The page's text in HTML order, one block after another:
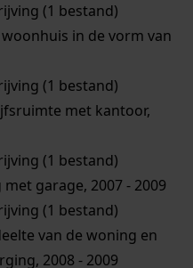
(1 bestand)
in de vorm van
(1 bestand)
met kantoor,
(1 bestand)
garage, 2007 - 2009
(1 bestand)
van de woning en
2008 - 2009